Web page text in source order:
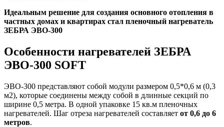
Идеальным решение для создания основного отопления в
частных домах и квартирах стал пленочный нагреватель
ЗЕБРА ЭВО-300
Особенности нагревателей ЗЕБРА
ЭВО-300 SOFT
ЭВО-300 представляют собой модули размером 0,5*0,6 м (0,3
м2), которые соединены между собой в длинные секций по
ширине 0,5 метра. В одной упаковке 15 кв.м пленочных
нагревателей. Шаг отреза нагревателей составляет от 0,6 до 6
метров.